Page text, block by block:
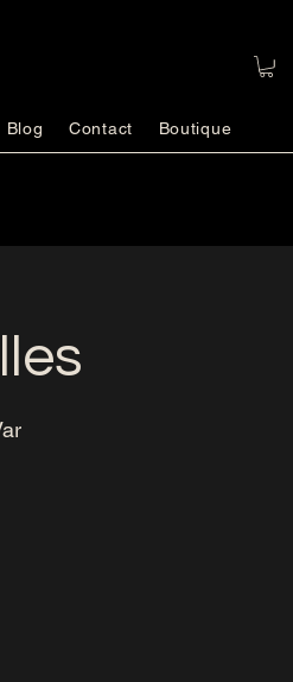
Blog Contact Boutique